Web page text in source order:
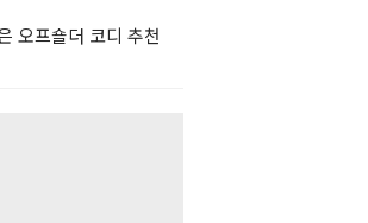
오프숄더 코디 추천